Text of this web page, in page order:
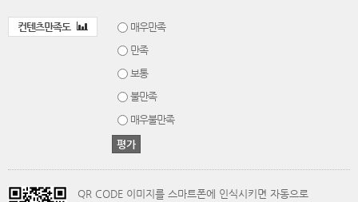
컨텐츠만족도
매우만족
만족
보통
불만족
매우불만족
QR CODE 이미지를 스마트폰에 인식시키면 자동으로